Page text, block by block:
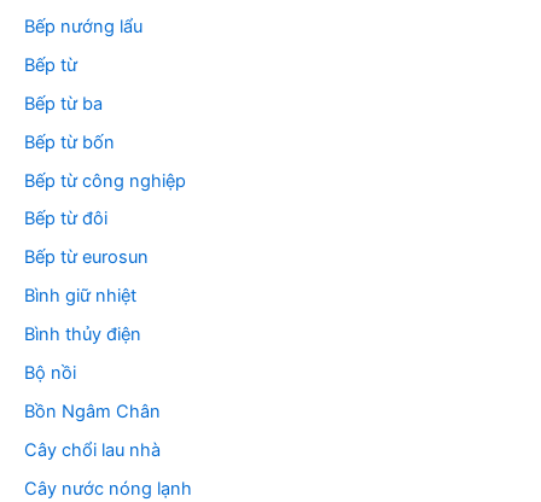
Bếp nướng lẩu
Bếp từ
Bếp từ ba
Bếp từ bốn
Bếp từ công nghiệp
Bếp từ đôi
Bếp từ eurosun
Bình giữ nhiệt
Bình thủy điện
Bộ nồi
Bồn Ngâm Chân
Cây chổi lau nhà
Cây nước nóng lạnh